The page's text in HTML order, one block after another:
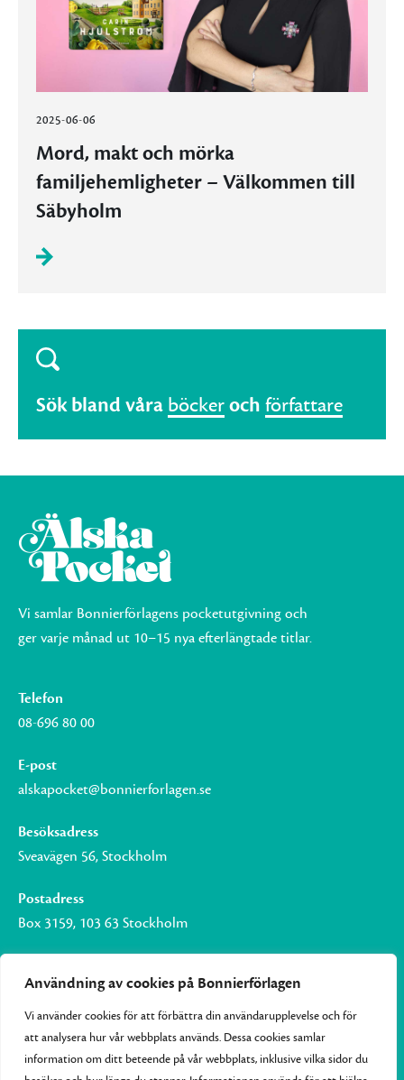
Användning av cookies på Bonnierförlagen
Vi använder cookies för att förbättra din användarupplevelse och för
att analysera hur vår webbplats används. Dessa cookies samlar
information om ditt beteende på vår webbplats, inklusive vilka sidor du
2025-06-06
Mord, makt och mörka
familjehemligheter – Välkommen till
Säbyholm
Sök bland våra böckeroch författare
Vi samlar Bonnierförlagens pocketutgivning och
ger varje månad ut 10–15 nya efterlängtade titlar.
Telefon
08-696 80 00
E-post
alskapocket@bonnierforlagen.se
Besöksadress
Sveavägen 56, Stockholm
Postadress
Box 3159, 103 63 Stockholm
Om Bonnierförlagen
Cookies